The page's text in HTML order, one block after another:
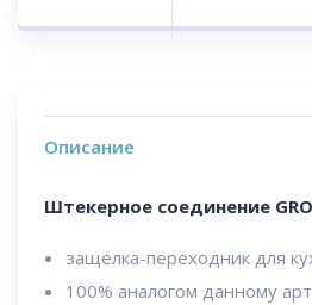
Описание
Штекерное соединение
защелка-переходник для
100% аналогом данному